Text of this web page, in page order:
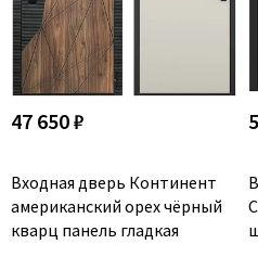
47 650 ₽
Входная дверь Континент
американский орех чёрный
кварц панель гладкая